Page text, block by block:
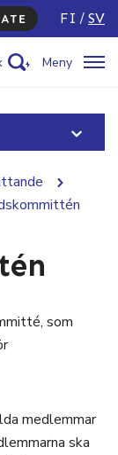
FI SV
Meny
som
medlemmar
ska